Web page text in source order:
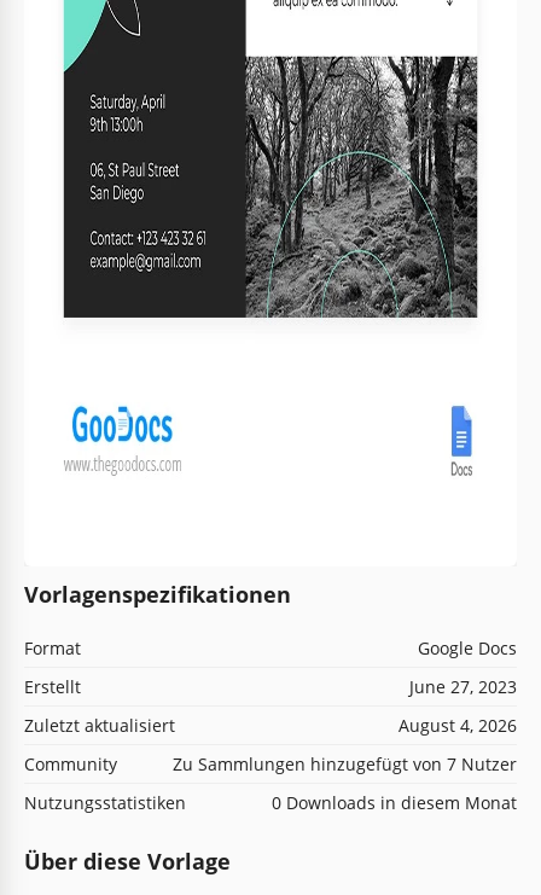
Vorlagenspezifikationen
Format
Google Docs
Erstellt
June 27, 2023
Zuletzt aktualisiert
August 4, 2026
Community
Zu Sammlungen hinzugefügt von 7 Nutzer
Nutzungsstatistiken
0 Downloads in diesem Monat
Über diese Vorlage